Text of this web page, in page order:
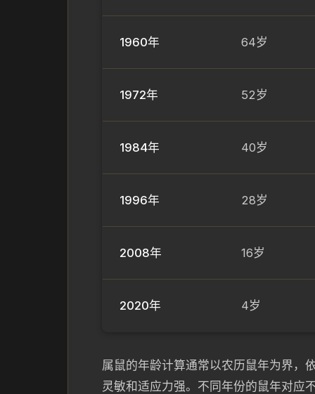
1960年 64岁
1972年 52岁
1984年 40岁
1996年 28岁
2008年 16岁
2020年 4岁
属鼠的年龄计算通常以农历鼠年为界，
灵敏和适应力强。不同年份的鼠年对应